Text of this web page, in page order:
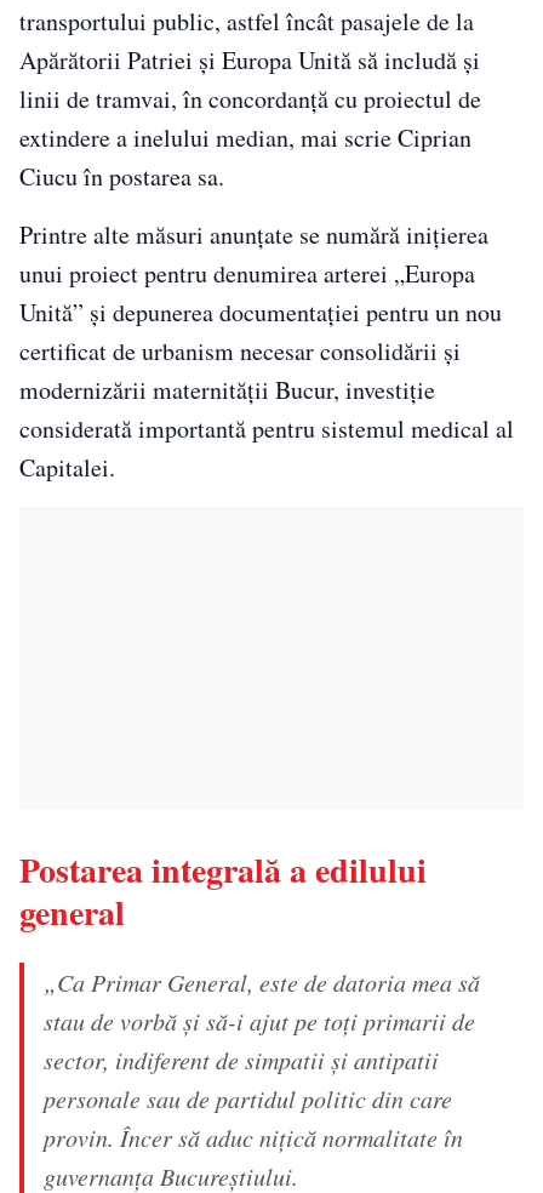
transportului public, astfel încât pasajele de la
Apărătorii Patriei și Europa Unită să includă și
linii de tramvai, în concordanță cu proiectul de
extindere a inelului median, mai scrie Ciprian
Ciucu în postarea sa.
Printre alte măsuri anunțate se numără inițierea
unui proiect pentru denumirea arterei „Europa
Unită” și depunerea documentației pentru un nou
certificat de urbanism necesar consolidării și
modernizării maternității Bucur, investiție
considerată importantă pentru sistemul medical al
Capitalei.
Postarea integrală a edilului
general
„Ca Primar General, este de datoria mea să
stau de vorbă și să-i ajut pe toți primarii de
sector, indiferent de simpatii și antipatii
personale sau de partidul politic din care
provin. Încer să aduc nițică normalitate în
guvernanța Bucureștiului.